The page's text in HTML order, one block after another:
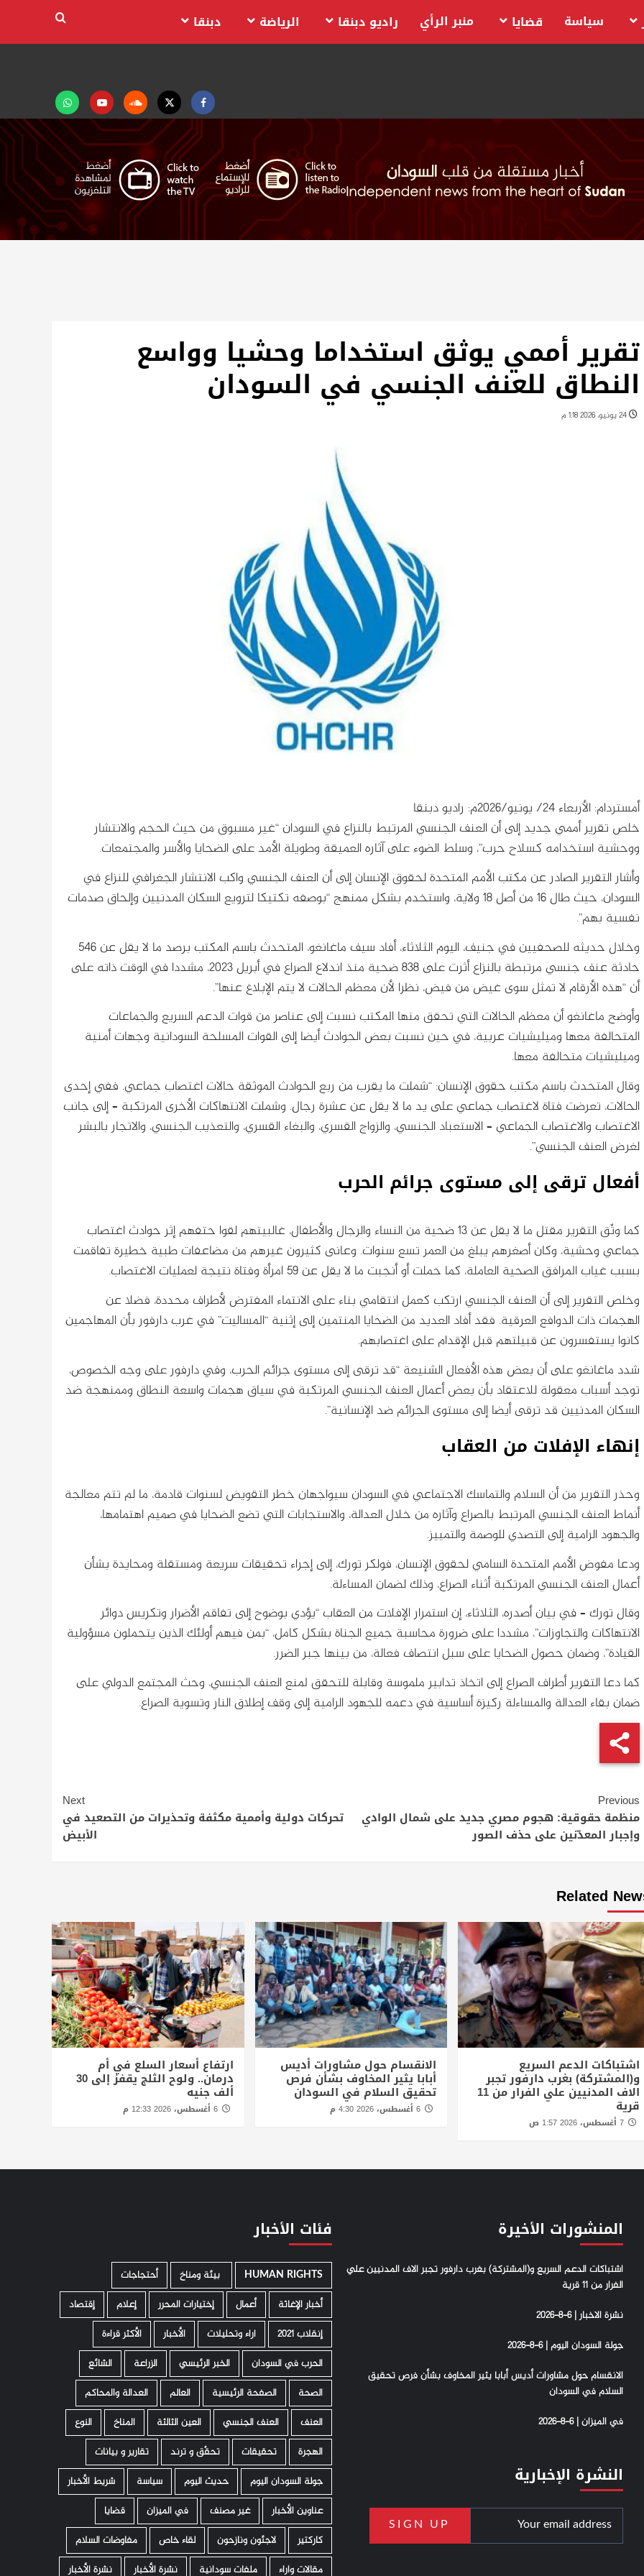
Facebook
Twitter
Soundcloud
Youtubeتابعنا
على
واتساب
سياسة قضايا منبر الرأي راديو دبنقا الرياضة دبنقا
تقرير أممي يوثق استخداما وحشيا وواسع
النطاق للعنف الجنسي في السودان
24 يونيو، 2026 1:18 م
أمستردام: الأربعاء 24/ يونيو/2026م: راديو دبنقا
خلص تقرير أممي جديد إلى أن العنف الجنسي المرتبط بالنزاع في السودان “غير مسبوق من حيث الحجم والانتشار
ووحشية استخدامه كسلاح حرب”، وسلط الضوء على آثاره العميقة وطويلة الأمد على الضحايا والأسر والمجتمعات.
وأشار التقرير الصادر عن مكتب الأمم المتحدة لحقوق الإنسان إلى أن العنف الجنسي واكب الانتشار الجغرافي للنزاع في
السودان، حيث طال 16 من أصل 18 ولاية، واستخدم بشكل ممنهج “بوصفه تكتيكا لترويع السكان المدنيين وإلحاق صدمات
نفسية بهم”.
وخلال حديثه للصحفيين في جنيف، اليوم الثلاثاء، أفاد سيف ماغانغو، المتحدث باسم المكتب برصد ما لا يقل عن 546
حادثة عنف جنسي مرتبطة بالنزاع أثرت على 838 ضحية منذ اندلاع الصراع في أبريل 2023، مشددا في الوقت ذاته على
أن “هذه الأرقام لا تمثل سوى غيض من فيض، نظرا لأن معظم الحالات لا يتم الإبلاغ عنها”.
وأوضح ماغانغو أن معظم الحالات التي تحقق منها المكتب نسبت إلى عناصر من قوات الدعم السريع والجماعات
المتحالفة معها وميليشيات عربية، في حين نسبت بعض الحوادث أيضا إلى القوات المسلحة السودانية وجهات أمنية
وميليشيات متحالفة معها.
وقال المتحدث باسم مكتب حقوق الإنسان: “شملت ما يقرب من ربع الحوادث الموثقة حالات اغتصاب جماعي. ففي إحدى
الحالات، تعرضت فتاة لاغتصاب جماعي على يد ما لا يقل عن عشرة رجال. وشملت الانتهاكات الأخرى المرتكبة – إلى جانب
الاغتصاب والاغتصاب الجماعي – الاستعباد الجنسي، والزواج القسري، والبغاء القسري، والتعذيب الجنسي، والاتجار بالبشر
لغرض العنف الجنسي”.
أفعال ترقى إلى مستوى جرائم الحرب
كما وثّق التقرير مقتل ما لا يقل عن 13 ضحية من النساء والرجال والأطفال، غالبيتهم لقوا حتفهم إثر حوادث اغتصاب
جماعي وحشية، وكان أصغرهم يبلغ من العمر تسع سنوات. وعانى كثيرون غيرهم من مضاعفات طبية خطيرة تفاقمت
بسبب غياب المرافق الصحية العاملة، كما حملت أو أنجبت ما لا يقل عن 59 امرأة وفتاة نتيجة لعمليات الاغتصاب.
وخلص التقرير إلى أن العنف الجنسي ارتكب كعمل انتقامي بناء على الانتماء المفترض لأطراف محددة، فضلا عن
الهجمات ذات الدوافع العرقية. فقد أفاد العديد من الضحايا المنتمين إلى إثنية “المساليت” في غرب دارفور بأن المهاجمين
كانوا يستفسرون عن قبيلتهم قبل الإقدام على اغتصابهم.
شدد ماغانغو على أن بعض هذه الأفعال الشنيعة “قد ترقى إلى مستوى جرائم الحرب، وفي دارفور على وجه الخصوص،
توجد أسباب معقولة للاعتقاد بأن بعض أعمال العنف الجنسي المرتكبة في سياق هجمات واسعة النطاق وممنهجة ضد
السكان المدنيين قد ترقى أيضا إلى مستوى الجرائم ضد الإنسانية”.
إنهاء الإفلات من العقاب
وحذر التقرير من أن السلام والتماسك الاجتماعي في السودان سيواجهان خطر التقويض لسنوات قادمة، ما لم تتم معالجة
أنماط العنف الجنسي المرتبط بالصراع وآثاره من خلال العدالة، والاستجابات التي تضع الضحايا في صميم اهتمامها،
والجهود الرامية إلى التصدي للوصمة والتمييز.
ودعا مفوض الأمم المتحدة السامي لحقوق الإنسان، فولكر تورك، إلى إجراء تحقيقات سريعة ومستقلة ومحايدة بشأن
أعمال العنف الجنسي المرتكبة أثناء الصراع، وذلك لضمان المساءلة.
وقال تورك – في بيان أصدره، الثلاثاء، إن استمرار الإفلات من العقاب “يؤدي بوضوح إلى تفاقم الأضرار وتكريس دوائر
الانتهاكات والتجاوزات”، مشددا على ضرورة محاسبة جميع الجناة بشكل كامل، “بمن فيهم أولئك الذين يتحملون مسؤولية
القيادة”، وضمان حصول الضحايا على سبل انتصاف فعالة، من بينها جبر الضرر.
كما دعا التقرير أطراف الصراع إلى اتخاذ تدابير ملموسة وقابلة للتحقق لمنع العنف الجنسي، وحث المجتمع الدولي على
ضمان بقاء العدالة والمساءلة ركيزة أساسية في دعمه للجهود الرامية إلى وقف إطلاق النار وتسوية الصراع.
Continue
Reading
Previous
منظمة حقوقية: هجوم مصري جديد على شمال الوادي
وإجبار المعدّنين على حذف الصور
Next
تحركات دولية وأممية مكثفة وتحذيرات من التصعيد في
الأبيض
Related
اشتباكات الدعم السريع
و(المشتركة) بغرب دارفور تجبر
الاف المدنيين علي الفرار من 11
قرية
7 أغسطس، 2026 1:57 ص
الانقسام حول مشاورات أديس
أبابا يثير المخاوف بشأن فرص
تحقيق السلام في السودان
ارتفاع أسعار السلع في أم
درمان.. ولوح الثلج يقفز إلى 30
ألف جنيه
6 أغسطس، 2026 12:33 م
المنشورات الأخيرة
اشتباكات الدعم السريع و(المشتركة) بغرب دارفور تجبر الاف المدنيين علي
الفرار من 11 قرية
نشرة الاخبار | 6-8-2026
جولة السودان اليوم | 6-8-2026
الانقسام حول مشاورات أديس أبابا يثير المخاوف بشأن فرص تحقيق
السلام في السودان
في الميزان | 6-8-2026
النشرة الإخبارية
فئات الأخبار
HUMAN RIGHTS ­ بيئة ومناخ
أحتجاجات
أخبار الإغاثة
أعمال إختيارات المحرر إعلام
إقتصاد
إنقلاب 2021
اراء وتحليلات الأخبار
الأكثر قراءة
الحرب في السودان
الخبر الرئيسي الزراعة
الشائع
الصحة
الصفحة الرئيسية العالم
العدالة والمحاكم
العنف
العنف الجنسي العين الثالثة المناخ
النوع
الهجرة
تحقيقات تحقّق و ترند
تقارير و بيانات
جولة السودان اليوم
حديث اليوم سياسة
شريط الأخبار
عناوين الأخبار
غير مصنف في الميزان
قضايا
كاركتير
لاجئون ونازحون لقاء خاص
مفاوضات السلام
مقالات واراء
ملفات سودانية نشرة الأخبار نشرة الأخبار